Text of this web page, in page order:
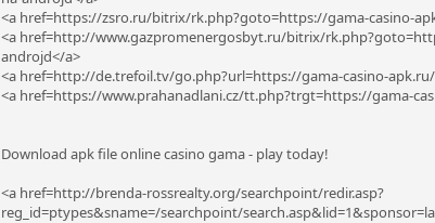
<a href=https://zsro.ru/bitrix/rk.php?goto=https://gama-casino-
<a href=http://www.gazpromenergosbyt.ru/bitrix/
androjd</a>
<a href=http://de.trefoil.tv/go.php?url=https://gama-casino-
<a href=https://www.prahanadlani.cz/tt.php?trgt=https://gama-
Download apk file online casino gama - play today!
<a href=http://brenda-rossrealty.org/searchpoint/redir.asp?
reg_id=ptypes&sname=/searchpoint/